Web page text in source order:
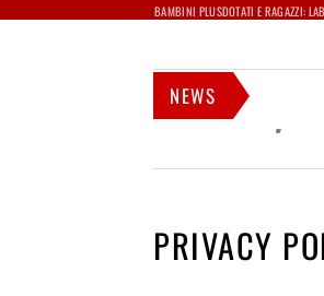
BAMBINI PLUSDOTATI E RAGAZZI:
NEWS
PRIVACY